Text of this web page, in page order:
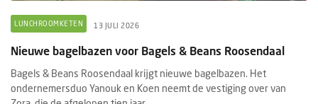
LUNCHROOMKETEN 13 JULI 2026
Nieuwe bagelbazen voor Bagels & Beans Roosendaal
Bagels & Beans Roosendaal krijgt nieuwe bagelbazen. Het
ondernemersduo Yanouk en Koen neemt de vestiging over van